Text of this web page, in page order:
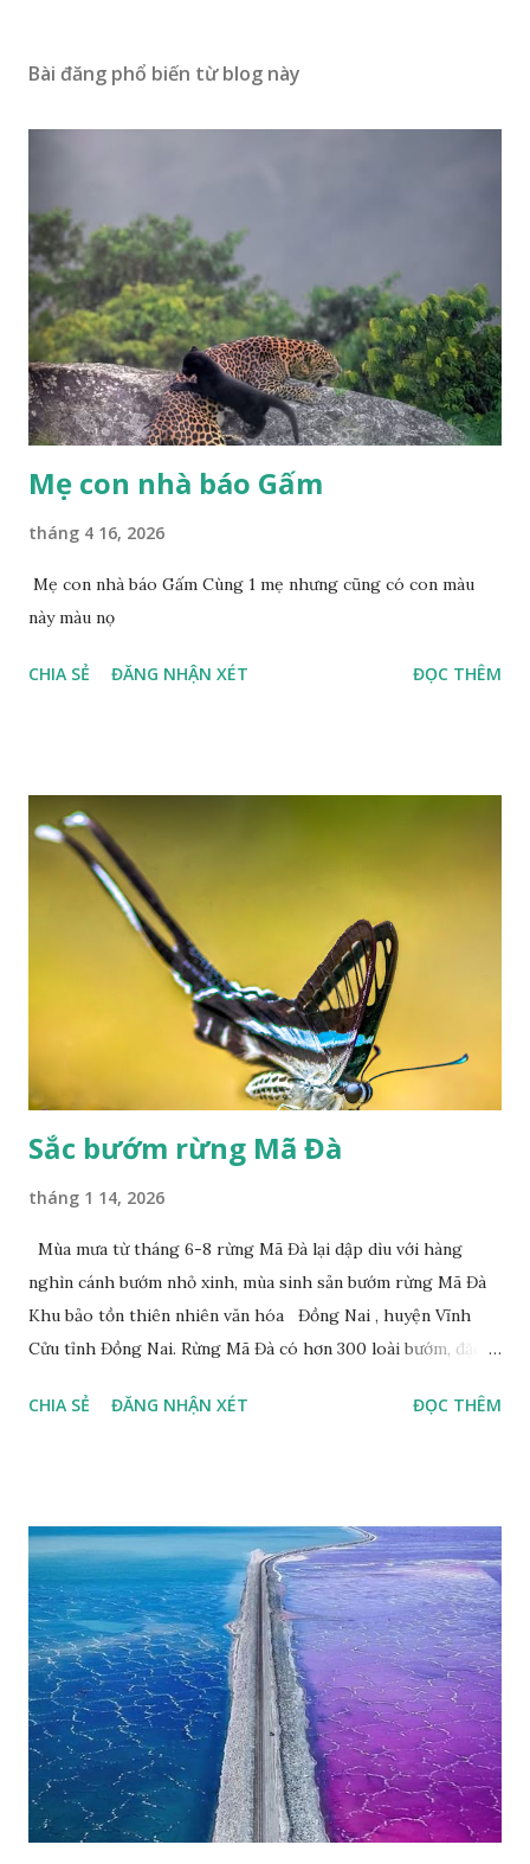
Bài đăng phổ biến từ blog này
Mẹ con nhà báo Gấm
tháng 4 16, 2026
Mẹ con nhà báo Gấm Cùng 1 mẹ nhưng cũng có con màu
này màu nọ
CHIA SẺ ĐĂNG NHẬN XÉT ĐỌC THÊM
Sắc bướm rừng Mã Đà
tháng 1 14, 2026
Mùa mưa từ tháng 6-8 rừng Mã Đà lại dập dìu với hàng
nghìn cánh bướm nhỏ xinh, mùa sinh sản bướm rừng Mã Đà
Khu bảo tồn thiên nhiên văn hóa Đồng Nai , huyện Vĩnh
Cửu tỉnh Đồng Nai. Rừng Mã Đà có hơn 300 loài bướm, đặc
đuôi trắng (Lamproptera curius) đặc trưng là cái đuôi dài
Happy Việt Nam 2024 Vietnam.vn
CHIA SẺ ĐĂNG NHẬN XÉT ĐỌC THÊM